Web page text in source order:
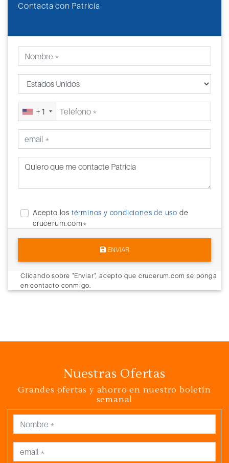
Contacta con Patricia
+1
Acepto los términos y condiciones de uso de
crucerum.com*
ENVIAR
Clicando sobre "Enviar", acepto que crucerum.com se ponga
en contacto conmigo.
Nuestras Ofertas
Grandes ofertas y ahorro en nuestro boletín
semanal